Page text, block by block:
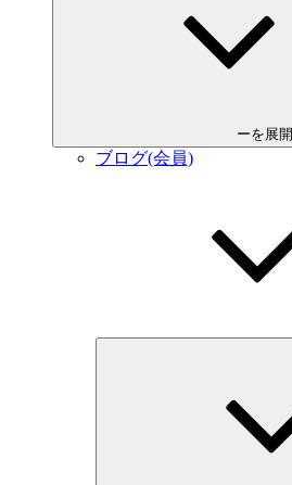
ーを展開
ブログ(会員)